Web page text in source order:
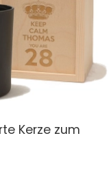
Kerze zum